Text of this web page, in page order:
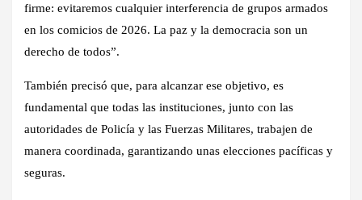
firme: evitaremos cualquier interferencia de grupos armados
en los comicios de 2026. La paz y la democracia son un
derecho de todos”.
También precisó que, para alcanzar ese objetivo, es
fundamental que todas las instituciones, junto con las
autoridades de Policía y las Fuerzas Militares, trabajen de
manera coordinada, garantizando unas elecciones pacíficas y
seguras.